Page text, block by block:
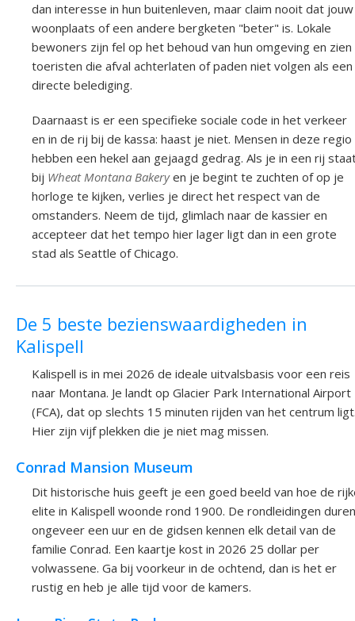
dan interesse in hun buitenleven, maar claim nooit dat jouw
woonplaats of een andere bergketen "beter" is. Lokale
bewoners zijn fel op het behoud van hun omgeving en zien
toeristen die afval achterlaten of paden niet volgen als een
directe belediging.
Daarnaast is er een specifieke sociale code in het verkeer
en in de rij bij de kassa: haast je niet. Mensen in deze regio
hebben een hekel aan gejaagd gedrag. Als je in een rij
bij Wheat Montana Bakeryen je begint te zuchten of op je
horloge te kijken, verlies je direct het respect van de
omstanders. Neem de tijd, glimlach naar de kassier en
accepteer dat het tempo hier lager ligt dan in een grote
stad als Seattle of Chicago.
De 5 beste bezienswaardigheden in
Kalispell
Kalispell is in mei 2026 de ideale uitvalsbasis voor een reis
naar Montana. Je landt op Glacier Park International Airport
(FCA), dat op slechts 15 minuten rijden van het centrum
Hier zijn vijf plekken die je niet mag missen.
Conrad Mansion Museum
Dit historische huis geeft je een goed beeld van hoe de
elite in Kalispell woonde rond 1900. De rondleidingen duren
ongeveer een uur en de gidsen kennen elk detail van de
familie Conrad. Een kaartje kost in 2026 25 dollar per
volwassene. Ga bij voorkeur in de ochtend, dan is het er
rustig en heb je alle tijd voor de kamers.